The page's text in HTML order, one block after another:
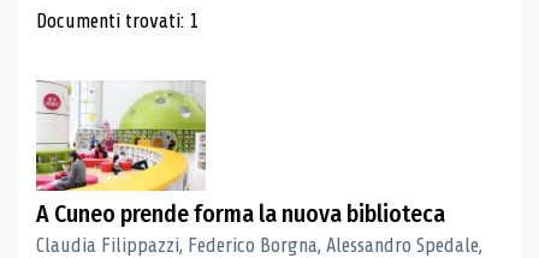
Risultati di ricerca
Documenti trovati: 1
A Cuneo prende forma la nuova biblioteca
Claudia Filippazzi, Federico Borgna, Alessandro Spedale,